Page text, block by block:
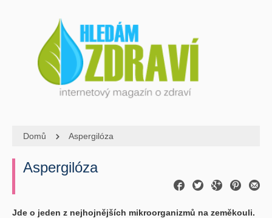
Domů Aspergilóza
Aspergilóza
Jde o jeden z nejhojnějších mikroorganizmů na zeměkouli.